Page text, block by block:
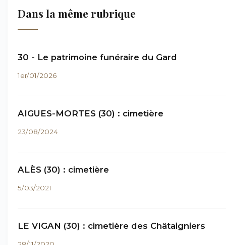
Dans la même rubrique
30 - Le patrimoine funéraire du Gard
1er/01/2026
AIGUES-MORTES (30) : cimetière
23/08/2024
ALÈS (30) : cimetière
5/03/2021
LE VIGAN (30) : cimetière des Châtaigniers